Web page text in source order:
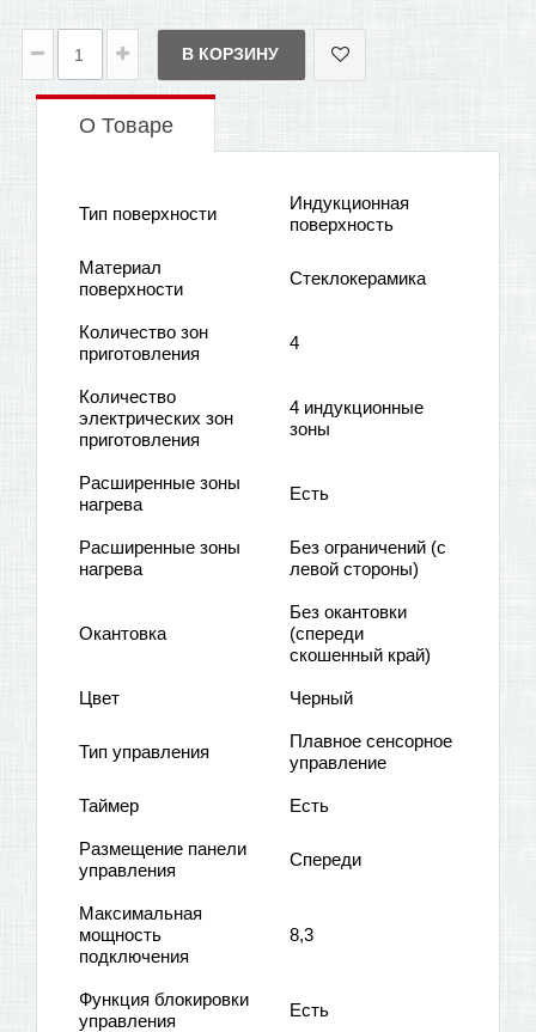
В КОРЗИНУ
О Товаре
Тип поверхности
Индукционная
поверхность
Материал
поверхности
Стеклокерамика
Количество зон
приготовления
4
Количество
электрических зон
приготовления
4 индукционные
зоны
Расширенные зоны
нагрева
Есть
Расширенные зоны
нагрева
Без ограничений (с
левой стороны)
Окантовка
Без окантовки
(спереди
скошенный край)
Цвет Черный
Тип управления
Плавное сенсорное
управление
Таймер Есть
Размещение панели
управления
Спереди
Максимальная
мощность
подключения
8,3
Функция блокировки
управления
Есть